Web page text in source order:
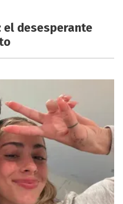
el desesperante